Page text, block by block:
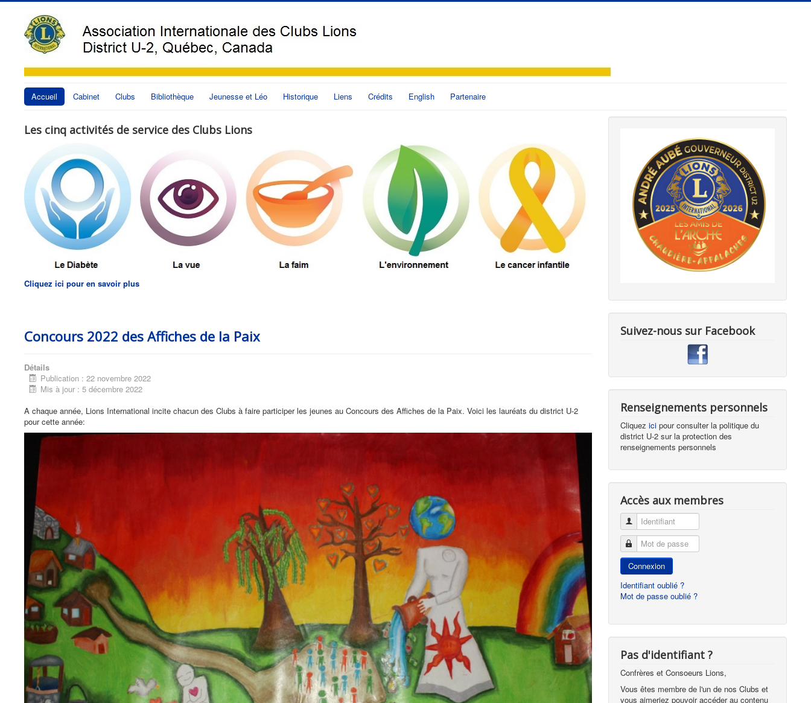
Accueil Cabinet Clubs Bibliothèque Jeunesse et Léo Historique Liens Crédits English Partenaire
Les cinq activités de service des Clubs Lions
Cliquez ici pour en savoir plus
Concours 2022 des Affiches de la Paix
Détails
Publication : 22 novembre 2022
Mis à jour : 5 décembre 2022
A chaque année, Lions International incite chacun des Clubs à faire participer les jeunes au Concours des Affiches de la Paix. Voici les lauréats du district U-2
pour cette année:
Suivez-nous sur Facebook
Renseignements personnels
Cliquezici pour consulter la politique du
district U-2 sur la protection des
renseignements personnels
Accès aux membres
Identifiant
Mot de passe
Connexion
Identifiant oublié ?
Mot de passe oublié ?
Pas d'identifiant ?
Confrères et Consoeurs Lions,
Vous êtes membre de l'un de nos Clubs et
vous aimeriez pouvoir accéder au contenu